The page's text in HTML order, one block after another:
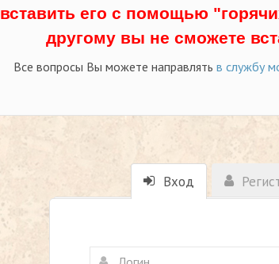
вставить его с помощью
другому вы не сможете
Все вопросы Вы можете направлять в службу
Вход